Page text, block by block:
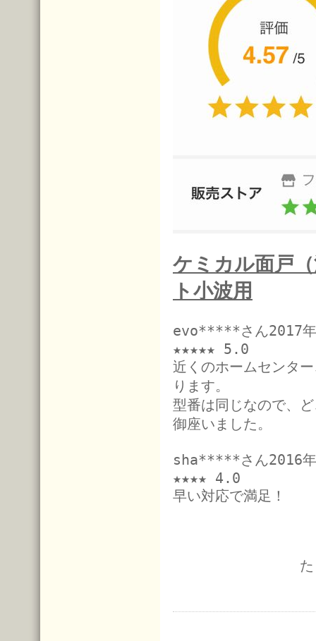
ケミカル面戸
ト小波用
evo*****さん2017年
★★★★★ 5.0
近くのホームセンタ
ります。
型番は同じなので、
御座いました。
sha*****さん2016年
★★★★ 4.0
早い対応で満足！